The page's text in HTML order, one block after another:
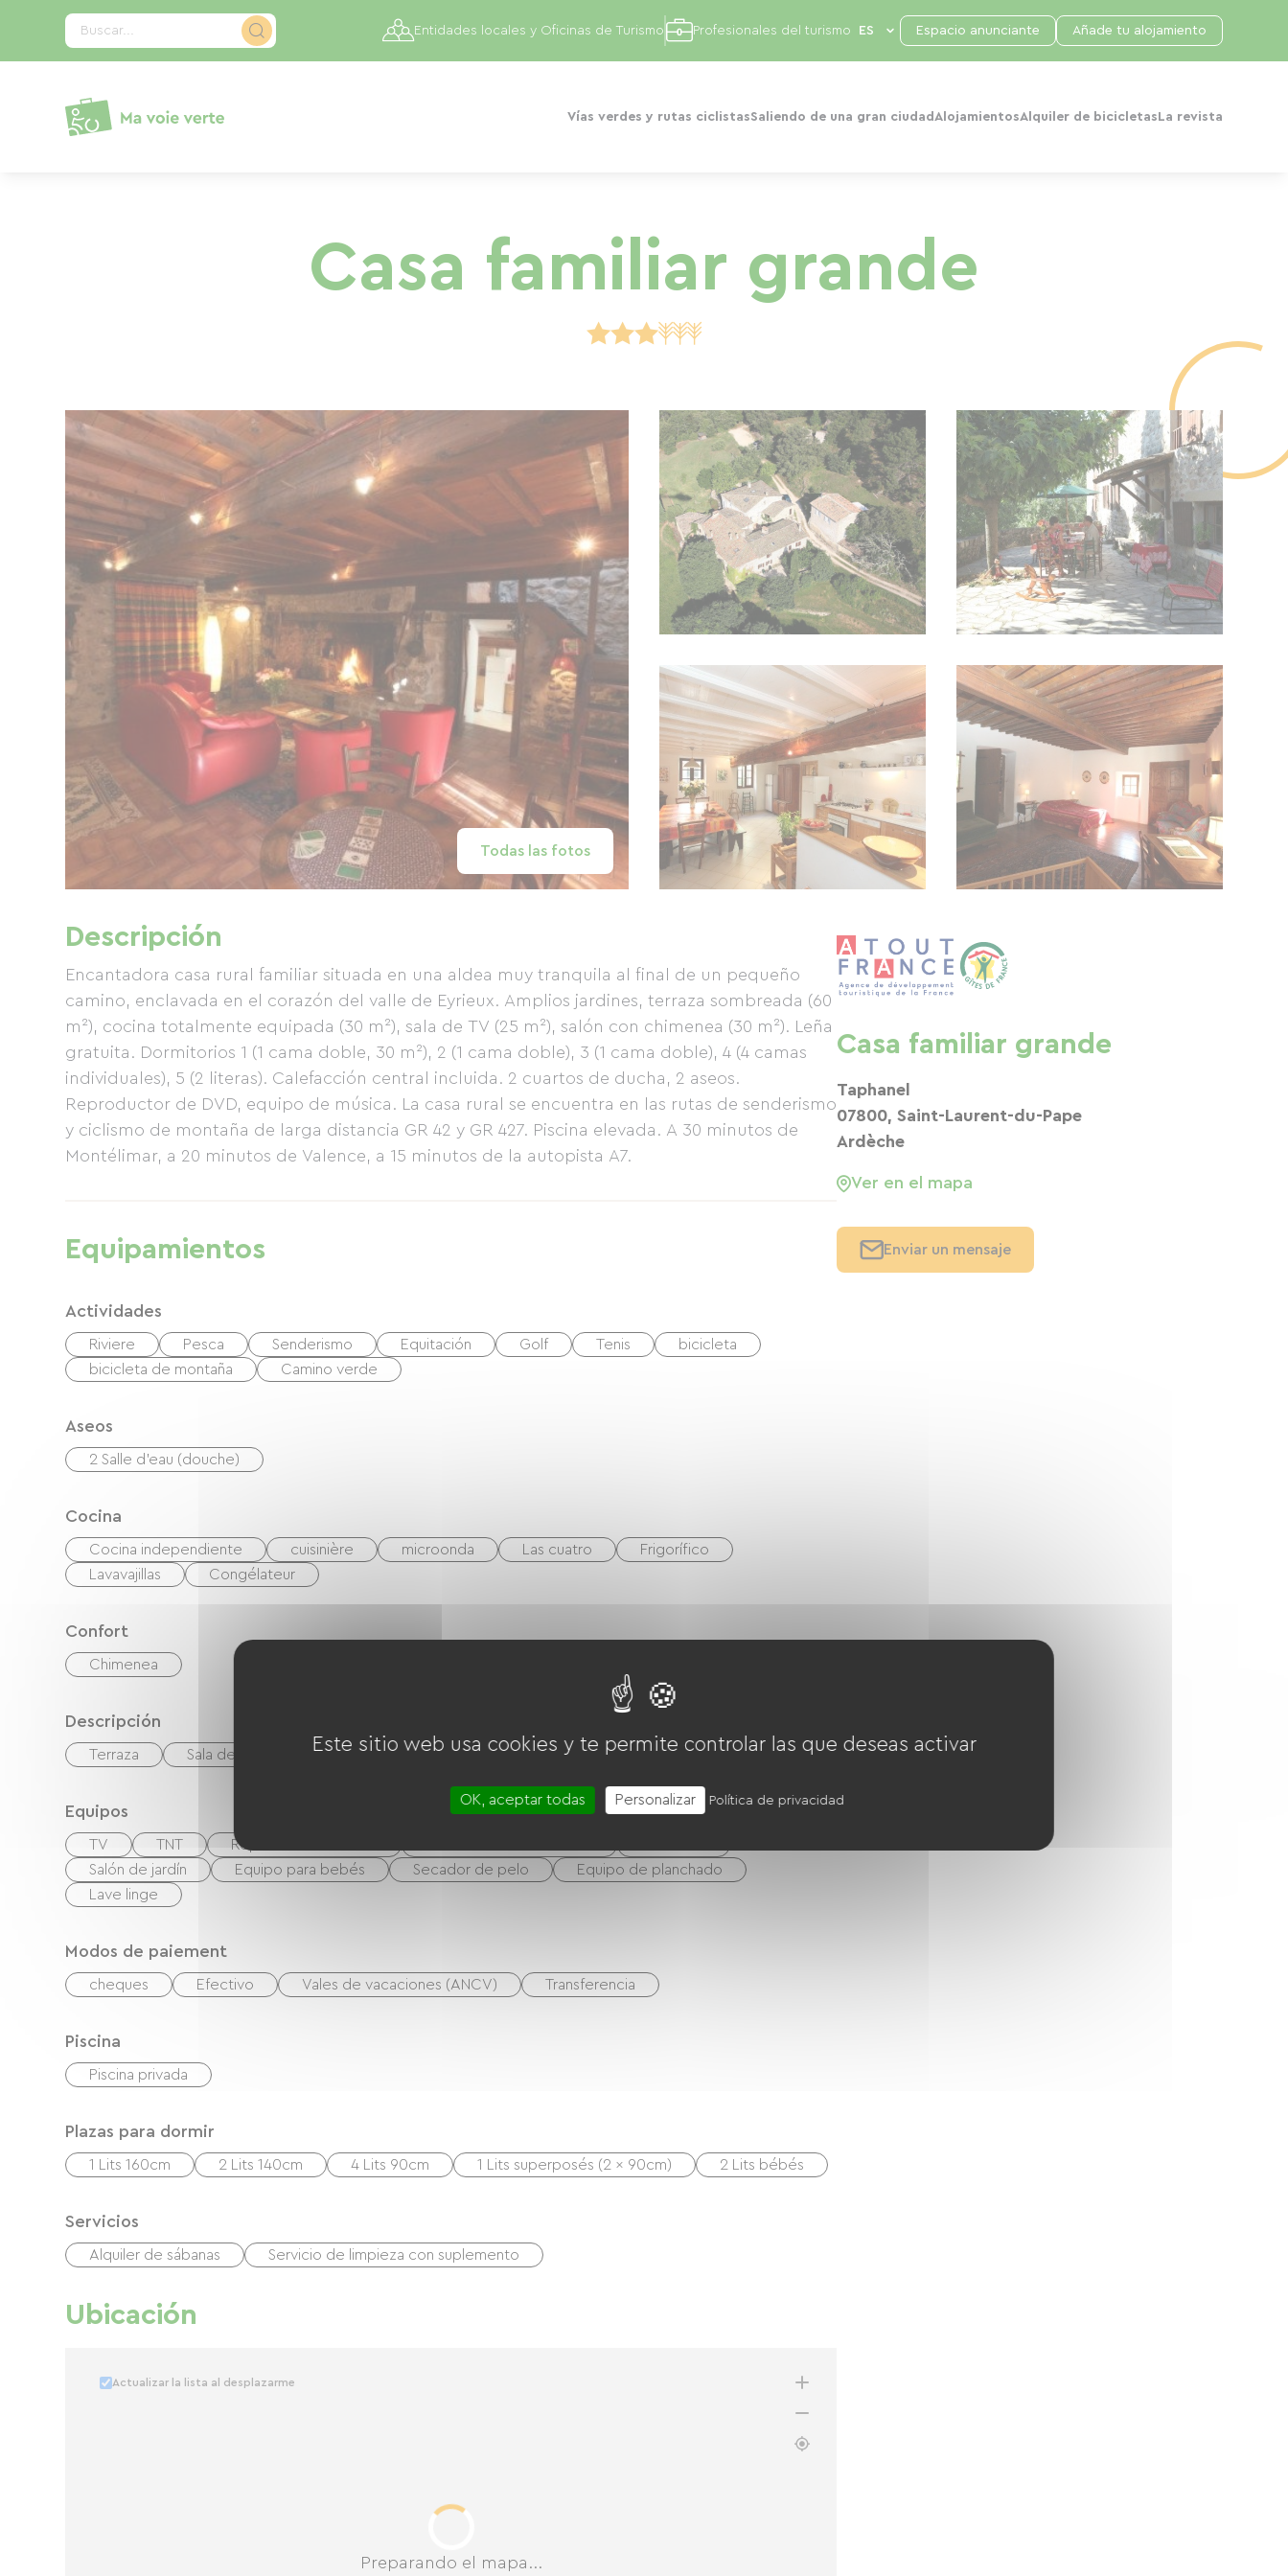
Buscar...
Vías verdes y rutas ciclistasSaliendo de una gran ciudad AlojamientosAlquiler de bicicletas La revista
Entidades locales y Oficinas de Turismo Profesionales del turismo Espacio anunciante Añade tu alojamiento
Casa familiar grande
Todas las fotos
Descripción
Encantadora casa rural familiar situada en una aldea muy tranquila al final de un pequeño
camino, enclavada en el corazón del valle de Eyrieux. Amplios jardines, terraza sombreada (60
m²), cocina totalmente equipada (30 m²), sala de TV (25 m²), salón con chimenea (30 m²). Leña
gratuita. Dormitorios 1 (1 cama doble, 30 m²), 2 (1 cama doble), 3 (1 cama doble), 4 (4 camas
individuales), 5 (2 literas). Calefacción central incluida. 2 cuartos de ducha, 2 aseos.
Reproductor de DVD, equipo de música. La casa rural se encuentra en las rutas de senderismo
y ciclismo de montaña de larga distancia GR 42 y GR 427. Piscina elevada. A 30 minutos de
Montélimar, a 20 minutos de Valence, a 15 minutos de la autopista A7.
Equipamientos
Actividades
Riviere Pesca Senderismo Equitación Golf Tenis
bicicleta
bicicleta de montaña
Camino verde
Aseos
2 Salle d'eau (douche)
Cocina
Cocina independiente cuisinière microonda Las cuatro
Frigorífico
Lavavajillas
Congélateur
Confort
Chimenea
Descripción
Terraza Sala de estar / Salón
Equipos
TV TNT Reproductor de DVD
Salón de jardín
Equipo para bebés Secador de pelo
Equipo de planchado
Lave linge
Modos de paiement
cheques Efectivo Vales de vacaciones (ANCV) Transferencia
Piscina
Piscina privada
Plazas para dormir
1 Lits 160cm 2 Lits 140cm 4 Lits 90cm 1 Lits superposés (2 x 90cm) 2 Lits bébés
Servicios
Alquiler de sábanas Servicio de limpieza con suplemento
Ubicación
Preparando el mapa...
Actualizar la lista al desplazarme
Casa familiar grande
Taphanel
07800, Saint-Laurent-du-Pape
Ardèche
Ver en el mapa
Enviar un mensaje
Panel de gestión de cookies
Este sitio web usa cookies y te permite controlar las que deseas activar
OK, aceptar todas Personalizar Política de privacidad